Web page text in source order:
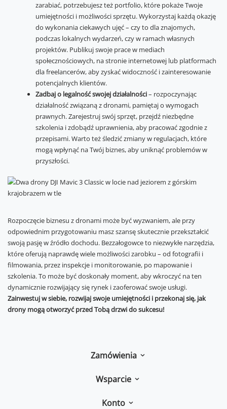
zarabiać, potrzebujesz też portfolio, które pokaże Twoje
umiejętności i możliwości sprzętu. Wykorzystaj każdą okazję
do wykonania ciekawych ujęć – czy to dla znajomych,
podczas lokalnych wydarzeń, czy w ramach własnych
projektów. Publikuj swoje prace w mediach
społecznościowych, na stronie internetowej lub platformach
dla freelancerów, aby zyskać widoczność i zainteresowanie
potencjalnych klientów.
Zadbaj o legalność swojej działalności– rozpoczynając
działalność związaną z dronami, pamiętaj o wymogach
prawnych. Zarejestruj swój sprzęt, przejdź niezbędne
szkolenia i zdobądź uprawnienia, aby pracować zgodnie z
przepisami. Warto też śledzić zmiany w regulacjach, które
mogą wpłynąć na Twój biznes, aby uniknąć problemów w
przyszłości.
Rozpoczęcie biznesu z dronami może być wyzwaniem, ale przy
odpowiednim przygotowaniu masz szansę skutecznie przekształcić
swoją pasję w źródło dochodu. Bezzałogowce to niezwykłe narzędzia,
które oferują naprawdę wiele możliwości zarobku – od fotografii i
filmowania, przez inspekcje i monitorowanie, po mapowanie i
szkolenia. To może być doskonały moment, aby wkroczyć na ten
dynamicznie rozwijający się rynek i zaoferować swoje usługi.
Zainwestuj w siebie, rozwijaj swoje umiejętności i przekonaj się, jak
drony mogą otworzyć przed Tobą drzwi do sukcesu!
Zamówienia
Wsparcie
Konto